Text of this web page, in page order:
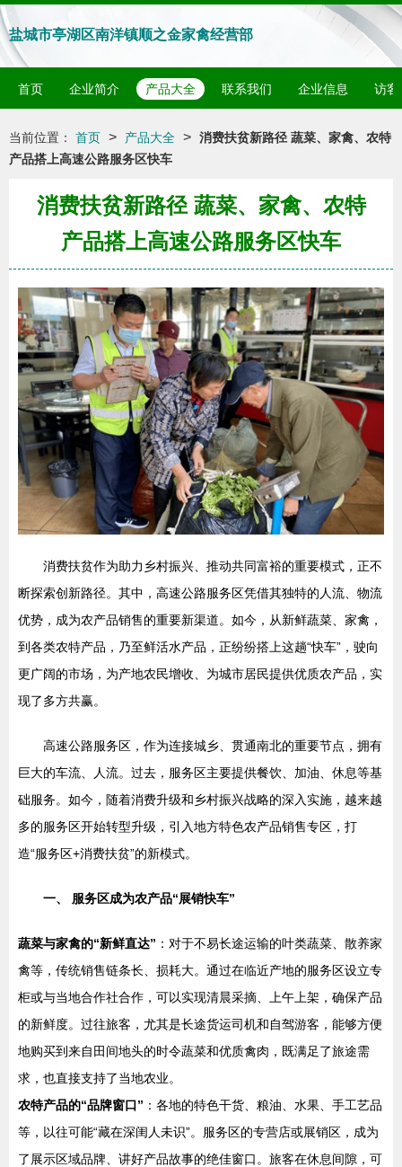
盐城市亭湖区南洋镇顺之金家禽经营部
首页 企业简介 产品大全 联系我们 企业信息 访客
当前位置： 首页 > 产品大全 > 消费扶贫新路径 蔬菜、家禽、农特
产品搭上高速公路服务区快车
消费扶贫新路径 蔬菜、家禽、农特
产品搭上高速公路服务区快车
消费扶贫作为助力乡村振兴、推动共同富裕的重要模式，正不
断探索创新路径。其中，高速公路服务区凭借其独特的人流、物流
优势，成为农产品销售的重要新渠道。如今，从新鲜蔬菜、家禽，
到各类农特产品，乃至鲜活水产品，正纷纷搭上这趟“快车”，驶向
更广阔的市场，为产地农民增收、为城市居民提供优质农产品，实
现了多方共赢。
高速公路服务区，作为连接城乡、贯通南北的重要节点，拥有
巨大的车流、人流。过去，服务区主要提供餐饮、加油、休息等基
础服务。如今，随着消费升级和乡村振兴战略的深入实施，越来越
多的服务区开始转型升级，引入地方特色农产品销售专区，打
造“服务区+消费扶贫”的新模式。
一、 服务区成为农产品“展销快车”
蔬菜与家禽的“新鲜直达” ：对于不易长途运输的叶类蔬菜、散养家
禽等，传统销售链条长、损耗大。通过在临近产地的服务区设立专
柜或与当地合作社合作，可以实现清晨采摘、上午上架，确保产品
的新鲜度。过往旅客，尤其是长途货运司机和自驾游客，能够方便
地购买到来自田间地头的时令蔬菜和优质禽肉，既满足了旅途需
求，也直接支持了当地农业。
农特产品的“品牌窗口” ：各地的特色干货、粮油、水果、手工艺品
等，以往可能“藏在深闺人未识”。服务区的专营店或展销区，成为
了展示区域品牌、讲好产品故事的绝佳窗口。旅客在休息间隙，可